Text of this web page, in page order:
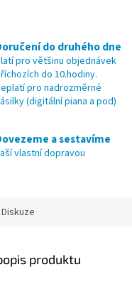
do druhého dne
pro většinu objednávek
do 10.hodiny.
pro nadrozměrné
(digitální piana a pod)
a sestavíme
vlastní dopravou
Diskuze
produktu